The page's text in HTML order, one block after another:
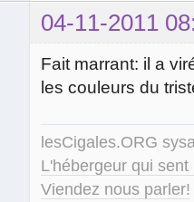
04-11-2011
Fait marrant: il a
les couleurs du
lesCigales.ORG
L'hébergeur qui
Viendez nous parler!